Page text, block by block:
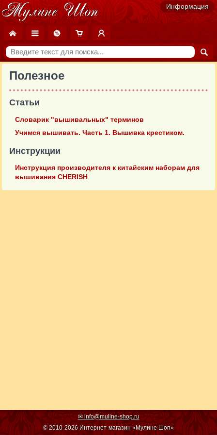
Информация
Полезное
Статьи
Словарик "вышивальных" терминов
Учимся вышивать. Часть 1. Вышивка крестиком.
Инструкции
Инструкция производителя к китайcким наборам для
вышивания CHERISH
✉ info@muline-shop.ru
© 2010-2026 Интернет-магазин «Мулине Шоп»